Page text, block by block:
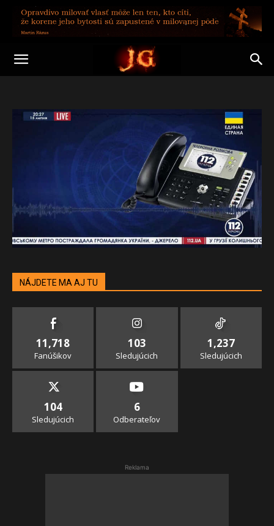
NÁJDETE MA AJ TU
11,718
Fanúšikov
103
Sledujúcich
1,237
Sledujúcich
104
Sledujúcich
6
Odberateľov
Reklama